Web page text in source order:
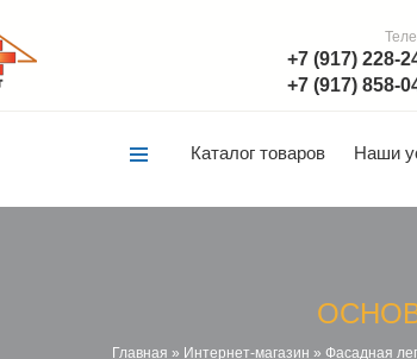
+7 (917) 228-
+7 (917) 858-
Каталог товаров Наши
Главная » Интернет-магазин » Фасадная